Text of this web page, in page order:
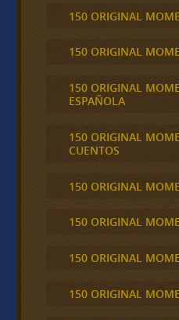
150 ORIGINAL
150 ORIGINAL
150 ORIGINAL
ESPAÑOLA
150 ORIGINAL
CUENTOS
150 ORIGINAL
150 ORIGINAL
150 ORIGINAL
150 ORIGINAL